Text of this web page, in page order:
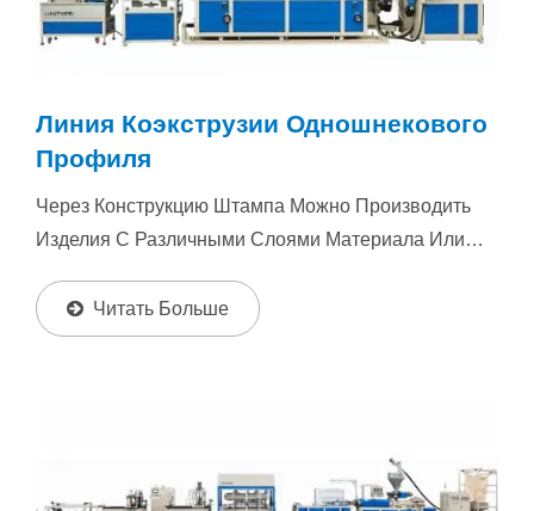
Линия Коэкструзии Одношнекового
Профиля
Через Конструкцию Штампа Можно Производить
Изделия С Различными Слоями Материала Или
Читать Больше